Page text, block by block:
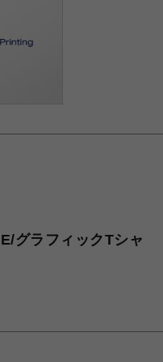
グラフィックTシャ